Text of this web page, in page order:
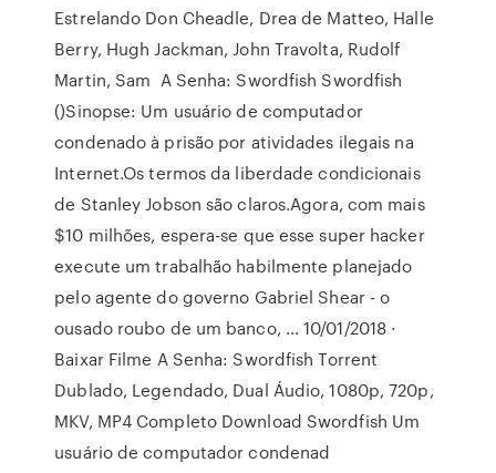
Estrelando Don Cheadle, Drea de Matteo, Halle
Berry, Hugh Jackman, John Travolta, Rudolf
Martin, Sam A Senha: Swordfish Swordfish
()Sinopse: Um usuário de computador
condenado à prisão por atividades ilegais na
Internet.Os termos da liberdade condicionais
de Stanley Jobson são claros.Agora, com mais
$10 milhões, espera-se que esse super hacker
execute um trabalhão habilmente planejado
pelo agente do governo Gabriel Shear - o
ousado roubo de um banco, … 10/01/2018 ·
Baixar Filme A Senha: Swordfish Torrent
Dublado, Legendado, Dual Áudio, 1080p, 720p,
MKV, MP4 Completo Download Swordfish Um
usuário de computador condenad